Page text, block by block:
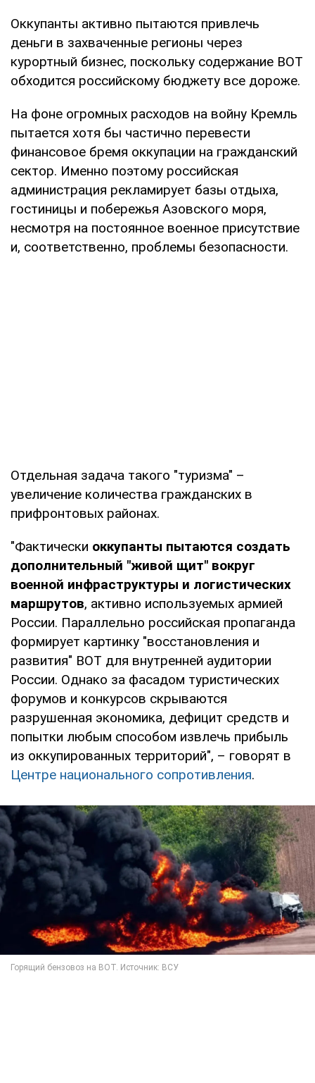
Оккупанты активно пытаются привлечь
деньги в захваченные регионы через
курортный бизнес, поскольку содержание ВОТ
обходится российскому бюджету все дороже.
На фоне огромных расходов на войну Кремль
пытается хотя бы частично перевести
финансовое бремя оккупации на гражданский
сектор. Именно поэтому российская
администрация рекламирует базы отдыха,
гостиницы и побережья Азовского моря,
несмотря на постоянное военное присутствие
и, соответственно, проблемы безопасности.
Отдельная задача такого "туризма" –
увеличение количества гражданских в
прифронтовых районах.
"Фактически оккупанты пытаются создать
дополнительный "живой щит" вокруг
военной инфраструктуры и логистических
маршрутов, активно используемых армией
России. Параллельно российская пропаганда
формирует картинку "восстановления и
развития" ВОТ для внутренней аудитории
России. Однако за фасадом туристических
форумов и конкурсов скрываются
разрушенная экономика, дефицит средств и
попытки любым способом извлечь прибыль
из оккупированных территорий", – говорят в
Центре национального сопротивления.